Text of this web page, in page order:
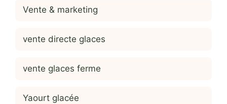
Vente & marketing
vente directe glaces
vente glaces ferme
Yaourt glacée